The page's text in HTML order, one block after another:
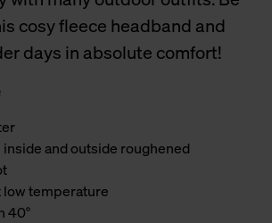
cosy fleece headband and
days in absolute comfort!
and outside roughened
low temperature
40°